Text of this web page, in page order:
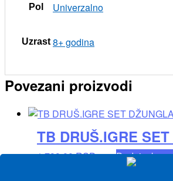
Pol Univerzalno
Uzrast 8+ godina
Povezani proizvodi
TB DRUŠ.IGRE
1.799,00RSD Dodaj u